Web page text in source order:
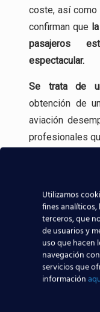
coste, así
confirman que
pasajeros
espectacular.
Se trata de
obtención de
aviación
profesionales
compañías
que todos
aeronáuticos
mayores
sector
Nuestros
Utilizamos
fines
terceros, que
de usuarios y
uso que hacen
navegación
servicios que
información